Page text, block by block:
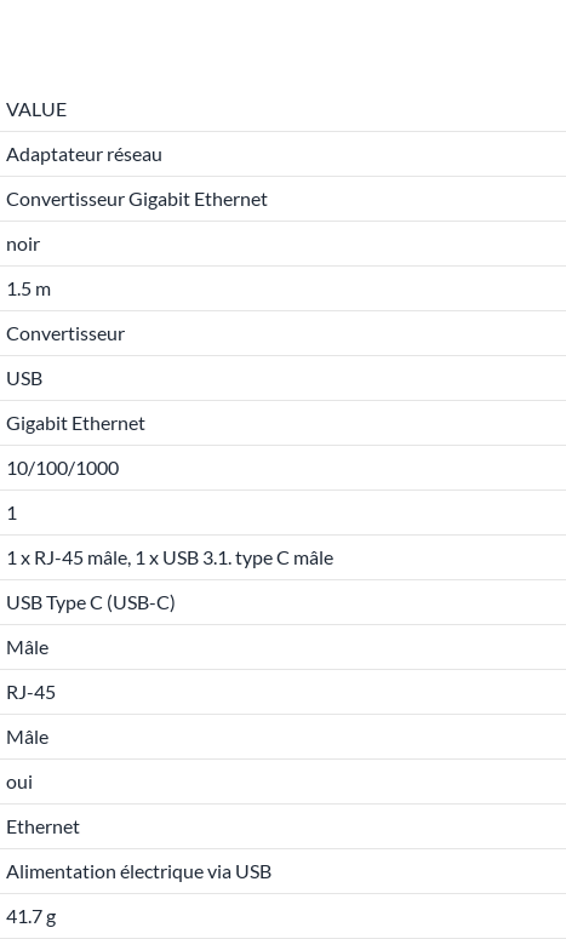
VALUE
Adaptateur réseau
Convertisseur Gigabit Ethernet
noir
1.5 m
Convertisseur
USB
Gigabit Ethernet
10/100/1000
1
1 x RJ-45 mâle, 1 x USB 3.1. type C mâle
USB Type C (USB-C)
Mâle
RJ-45
Mâle
oui
Ethernet
Alimentation électrique via USB
41.7 g